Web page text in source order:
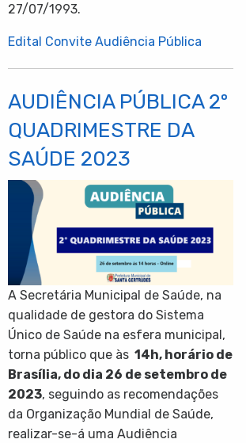
27/07/1993.
Edital Convite Audiência Pública
AUDIÊNCIA PÚBLICA 2º
QUADRIMESTRE DA
SAÚDE 2023
A Secretária Municipal de Saúde, na
qualidade de gestora do Sistema
Único de Saúde na esfera municipal,
torna público que às 14h, horário de
Brasília, do dia 26 de setembro de
2023, seguindo as recomendações
da Organização Mundial de Saúde,
realizar-se-á uma Audiência